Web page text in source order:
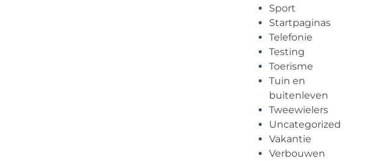
Sport
Startpaginas
Telefonie
Testing
Toerisme
Tuin en
buitenleven
Tweewielers
Uncategorized
Vakantie
Verbouwen